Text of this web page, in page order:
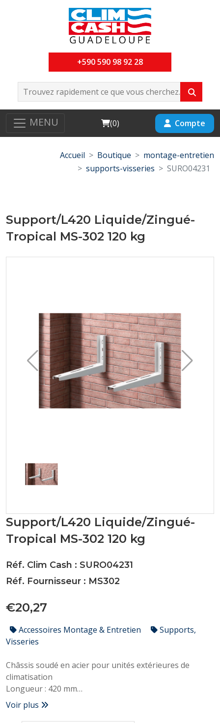
+590 590 98 92 28
MENU Cart
(0) Compte
Accueil Boutique
montage-entretien
supports-visseries
SURO04231
Support/L420 Liquide/Zingué-
Tropical MS-302 120 kg
Support/L420 Liquide/Zingué-
Tropical MS-302 120 kg
Réf. Clim Cash : SURO04231
Réf. Fournisseur : MS302
€20,27
Accessoires Montage & Entretien
Supports,
Visseries
Châssis soudé en acier pour unités extérieures de
climatisation
Longueur : 420 mm
Poids supporté : 140 Kg
Voir plus